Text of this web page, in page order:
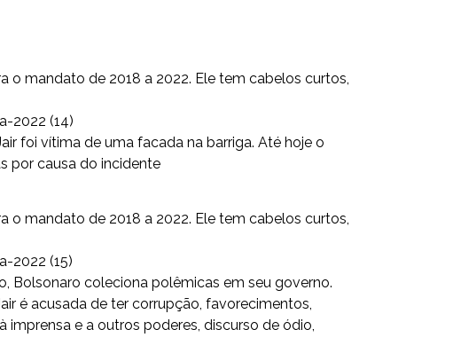
2022 (14)
foi vítima de uma facada na barriga. Até hoje o
por causa do incidente
2022 (15)
Bolsonaro coleciona polêmicas em seu governo.
é acusada de ter corrupção, favorecimentos,
imprensa e a outros poderes, discurso de ódio,